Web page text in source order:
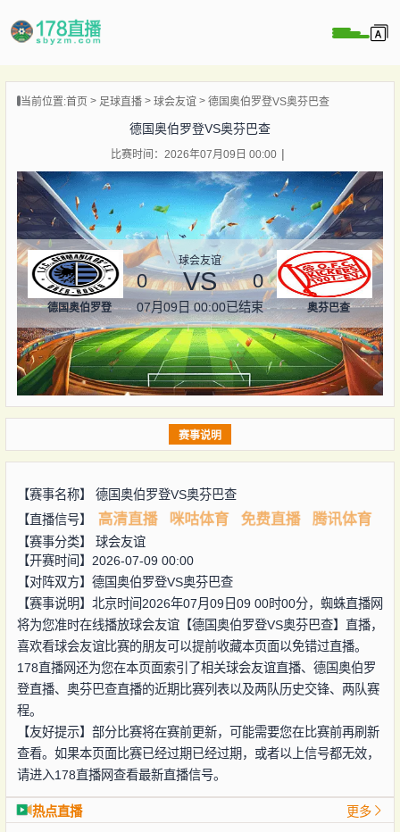
当前位置:首页 足球直播 球会友谊 德国奥伯罗登VS奥芬巴查
德国奥伯罗登VS奥芬巴查
比赛时间：2026年07月09日 00:00
德国奥伯罗登
球会友谊
0 VS 0
07月09日 00:00已结束 奥芬巴查
赛事说明
【赛事名称】 德国奥伯罗登VS奥芬巴查
【直播信号】
高清直播 咪咕体育 免费直播 腾讯体育
【赛事分类】 球会友谊
【开赛时间】2026-07-09 00:00
【对阵双方】 德国奥伯罗登VS奥芬巴查
【赛事说明】北京时间2026年07月09日09 00时00分，蜘蛛直播网
将为您准时在线播放球会友谊【德国奥伯罗登VS奥芬巴查】直播，
喜欢看球会友谊比赛的朋友可以提前收藏本页面以免错过直播。
178直播网还为您在本页面索引了相关球会友谊直播、德国奥伯罗
登直播、奥芬巴查直播的近期比赛列表以及两队历史交锋、两队赛
程。
【友好提示】部分比赛将在赛前更新，可能需要您在比赛前再刷新
查看。如果本页面比赛已经过期已经过期，或者以上信号都无效，
请进入178直播网查看最新直播信号。
热点直播 更多